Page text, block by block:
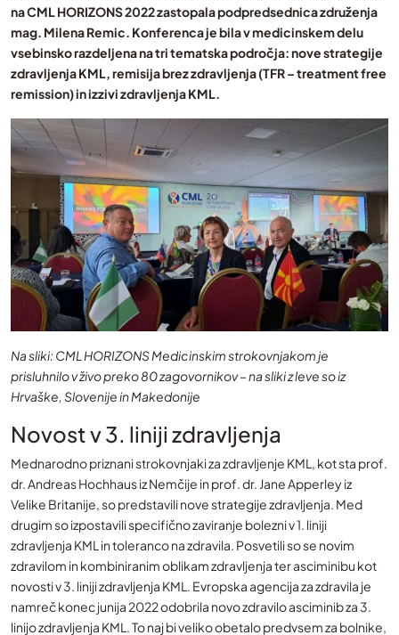
na CML HORIZONS 2022 zastopala podpredsednica združenja
mag. Milena Remic. Konferenca je bila v medicinskem delu
vsebinsko razdeljena na tri tematska področja: nove strategije
zdravljenja KML, remisija brez zdravljenja (TFR – treatment free
remission) in izzivi zdravljenja KML.
Na sliki: CML HORIZONS Medicinskim strokovnjakom je
prisluhnilo v živo preko 80 zagovornikov – na sliki z leve so iz
Hrvaške, Slovenije in Makedonije
Novost v 3. liniji zdravljenja
Mednarodno priznani strokovnjaki za zdravljenje KML, kot sta prof.
dr. Andreas Hochhaus iz Nemčije in prof. dr. Jane Apperley iz
Velike Britanije, so predstavili nove strategije zdravljenja. Med
drugim so izpostavili specifično zaviranje bolezni v 1. liniji
zdravljenja KML in toleranco na zdravila. Posvetili so se novim
zdravilom in kombiniranim oblikam zdravljenja ter asciminibu kot
novosti v 3. liniji zdravljenja KML. Evropska agencija za zdravila je
namreč konec junija 2022 odobrila novo zdravilo asciminib za 3.
linijo zdravljenja KML. To naj bi veliko obetalo predvsem za bolnike,